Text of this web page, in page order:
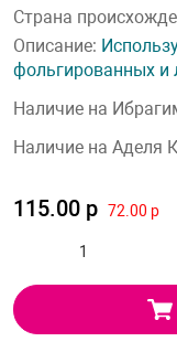
Страна
Описание:
фольгированных и
Наличие на
Наличие на Аделя
115.00 р 72.00 р